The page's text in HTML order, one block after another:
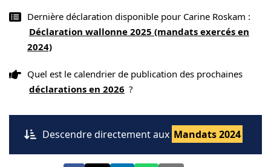
Dernière déclaration disponible pour Carine Roskam :
Déclaration wallonne 2025 (mandats exercés en
2024)
Quel est le calendrier de publication des prochaines
déclarations en 2026 ?
Descendre directement aux Mandats 2024